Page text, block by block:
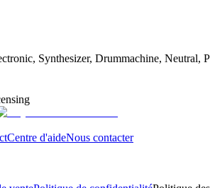
Synthesizer, Drummachine, Neutral,
Centre d'aideNous contacter